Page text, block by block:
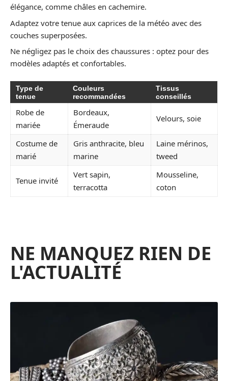
élégance, comme châles en cachemire.
Adaptez votre tenue aux caprices de la météo avec des
couches superposées.
Ne négligez pas le choix des chaussures : optez pour des
modèles adaptés et confortables.
Type de
tenue
Couleurs
recommandées
Tissus
conseillés
Robe de
mariée
Bordeaux,
Émeraude
Velours, soie
Costume de
marié
Gris anthracite, bleu
marine
Laine mérinos,
tweed
Tenue invité
Vert sapin,
terracotta
Mousseline,
coton
NE MANQUEZ RIEN DE
L'ACTUALITÉ